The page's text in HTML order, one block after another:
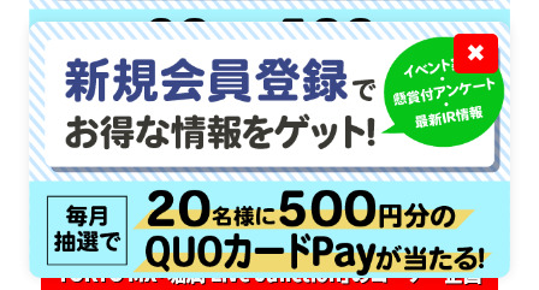
公式チャンネルで公開中！
✖